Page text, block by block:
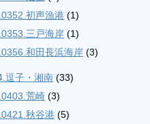
初声漁港 (1)
三戸海岸 (1)
和田長浜海岸 (3)
逗子・湘南 (33)
荒崎 (3)
秋谷港 (5)